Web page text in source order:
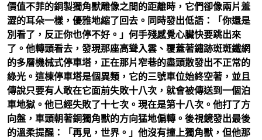
價值不菲的銅製獨角獸雕像之間的距離時，它們卻像兩片羞
澀的耳朵一樣，優雅地縮了回去。同時發出低語：「你還是
別看了，反正你也停不好。」何手殘感覺心臟快要跳出來
了。他轉頭看去，發現那座高聳入雲、覆蓋著鏽跡斑斑鐵網
的多層機械式停車塔，正在那片窄巷的盡頭散發出不正常的
綠光。這棟停車塔是個異類，它的三號車位始終空著，並且
傳說只要有人敢在它面前失敗十八次，就會被傳送到一個泊
車地獄。他已經失敗了十七次。現在是第十八次。他打了方
向盤，車頭朝著銅獨角獸的方向猛地偏轉。後視鏡發出最後
的溫柔提醒：「再見，世界。」他沒有撞上獨角獸，但他那